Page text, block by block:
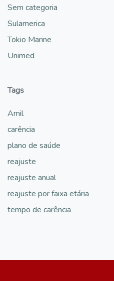
Sem categoria
Sulamerica
Tokio Marine
Unimed
Tags
Amil
carência
plano de saúde
reajuste
reajuste anual
reajuste por faixa etária
tempo de carência